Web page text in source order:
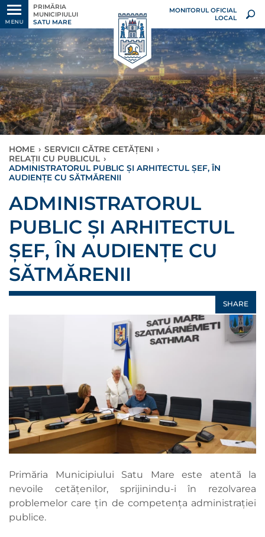
MENU
PRIMĂRIA
MUNICIPIULUI
SATU MARE
MONITORUL OFICIAL
LOCAL
HOME › SERVICII CĂTRE CETĂȚENI ›
RELAȚII CU PUBLICUL ›
ADMINISTRATORUL PUBLIC ȘI ARHITECTUL ȘEF, ÎN
AUDIENȚE CU SĂTMĂRENII
ADMINISTRATORUL
PUBLIC ȘI ARHITECTUL
ȘEF, ÎN AUDIENȚE CU
SĂTMĂRENII
SHARE
Primăria Municipiului Satu Mare este atentă la
nevoile cetățenilor, sprijinindu-i în rezolvarea
problemelor care țin de competența administrației
publice.